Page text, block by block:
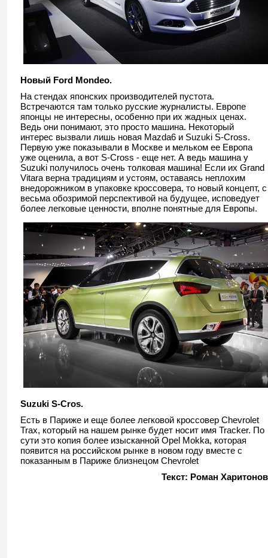
Новый Ford Mondeo.
На стендах японских производителей пустота.
Встречаются там только русские журналисты. Европе
японцы не интересны, особенно при их жадных ценах.
Ведь они понимают, это просто машина. Некоторый
интерес вызвали лишь новая Mazda6 и Suzuki S-Cross.
Первую уже показывали в Москве и мельком ее Европа
уже оценила, а вот S-Cross - еще нет. А ведь машина у
Suzuki получилось очень толковая машина! Если их Grand
Vitara верна традициям и устоям, оставаясь неплохим
внедорожником в упаковке кроссовера, то новый концепт, с
весьма обозримой перспективой на будущее, исповедует
более легковые ценности, вполне понятные для Европы.
Suzuki S-Cros.
Есть в Париже и еще более легковой кроссовер Chevrolet
Trax, который на нашем рынке будет носит имя Tracker. По
сути это копия более изысканной Opel Mokka, которая
появится на российском рынке в новом году вместе с
показанным в Париже близнецом Chevrolet
Текст: Роман Харитонов